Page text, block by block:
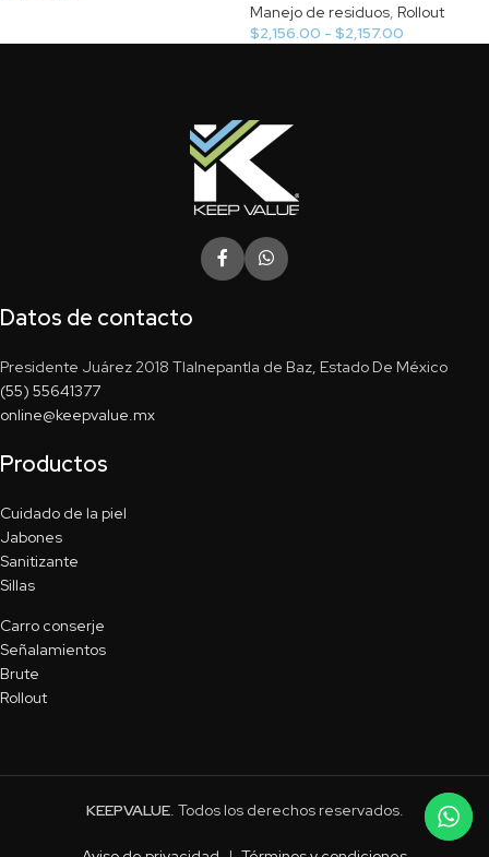
Manejo de residuos, Rollout
$2,156.00 - $2,157.00
Datos de contacto
Presidente Juárez 2018 Tlalnepantla de Baz, Estado De México
(55) 55641377
online@keepvalue.mx
Productos
Cuidado de la piel
Jabones
Sanitizante
Sillas
Carro conserje
Señalamientos
Brute
Rollout
KEEPVALUE. Todos los derechos reservados.